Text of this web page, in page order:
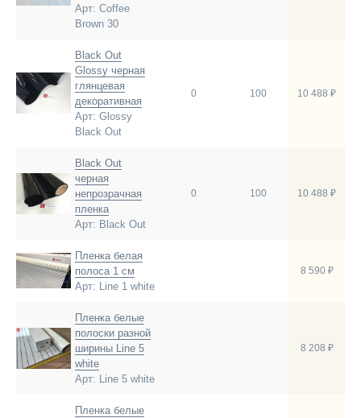
Арт: Coffee
Brown 30
Black Out
Glossy черная
глянцевая
декоративная
Арт: Glossy
Black Out
0 100 10 488 ₽
Black Out
черная
непрозрачная
пленка
Арт: Black Out
0 100 10 488 ₽
Пленка белая
полоса 1 см
Арт: Line 1 white
8 590 ₽
Пленка белые
полоски разной
ширины Line 5
white
Арт: Line 5 white
8 208 ₽
Пленка белые